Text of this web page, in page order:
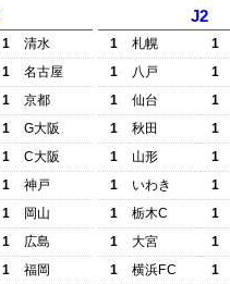
1
清水
1
名古屋
1
京都
1
G大阪
1
C大阪
1
神戸
1
岡山
1
広島
1
福岡
J2
1 札幌
1
1
八戸
1
1
仙台
1
1
秋田
1
1
山形
1
1
いわき
1
1
栃木C
1
1
大宮
1
1
横浜FC
1